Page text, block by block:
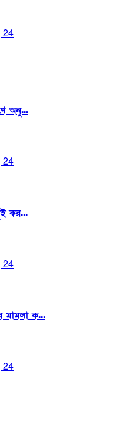
24
অনু...
24
কর...
24
মামলা ক...
24